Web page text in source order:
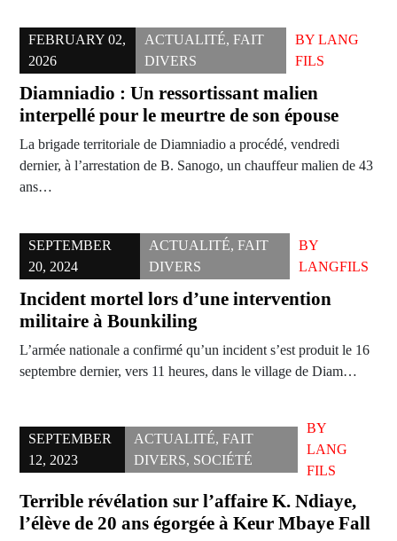
FEBRUARY 02,
2026
ACTUALITÉ, FAIT
DIVERS
BYLANG
FILS
Diamniadio : Un ressortissant malien
interpellé pour le meurtre de son épouse
La brigade territoriale de Diamniadio a procédé, vendredi
dernier, à l’arrestation de B. Sanogo, un chauffeur malien de 43
ans…
SEPTEMBER
20, 2024
ACTUALITÉ, FAIT
DIVERS
BY
LANGFILS
Incident mortel lors d’une intervention
militaire à Bounkiling
L’armée nationale a confirmé qu’un incident s’est produit le 16
septembre dernier, vers 11 heures, dans le village de Diam…
SEPTEMBER
12, 2023
ACTUALITÉ, FAIT
DIVERS, SOCIÉTÉ
BY
LANG
FILS
Terrible révélation sur l’affaire K. Ndiaye,
l’élève de 20 ans égorgée à Keur Mbaye Fall